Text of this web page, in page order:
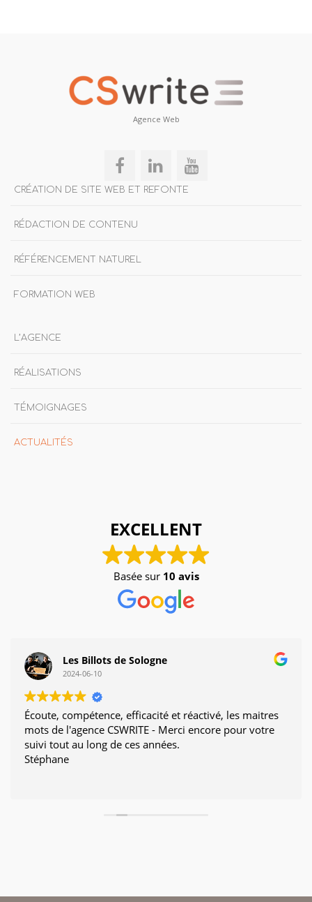
Agence Web
CRÉATION DE SITE WEB ET REFONTE
RÉDACTION DE CONTENU
RÉFÉRENCEMENT NATUREL
FORMATION WEB
L’AGENCE
RÉALISATIONS
TÉMOIGNAGES
ACTUALITÉS
EXCELLENT
Basée sur 10 avis
Les Billots de Sologne
2024-06-10
Écoute, compétence, efficacité et réactivé, les maitres
mots de l'agence CSWRITE - Merci encore pour votre
suivi tout au long de ces années.
Stéphane